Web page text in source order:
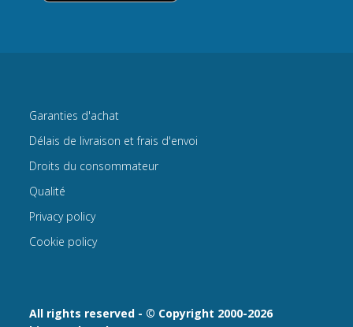
All rights reserved - © Copyright 2000-2026
Garanties d'achat
Délais de livraison et frais d'envoi
Droits du consommateur
Qualité
Privacy policy
Cookie policy